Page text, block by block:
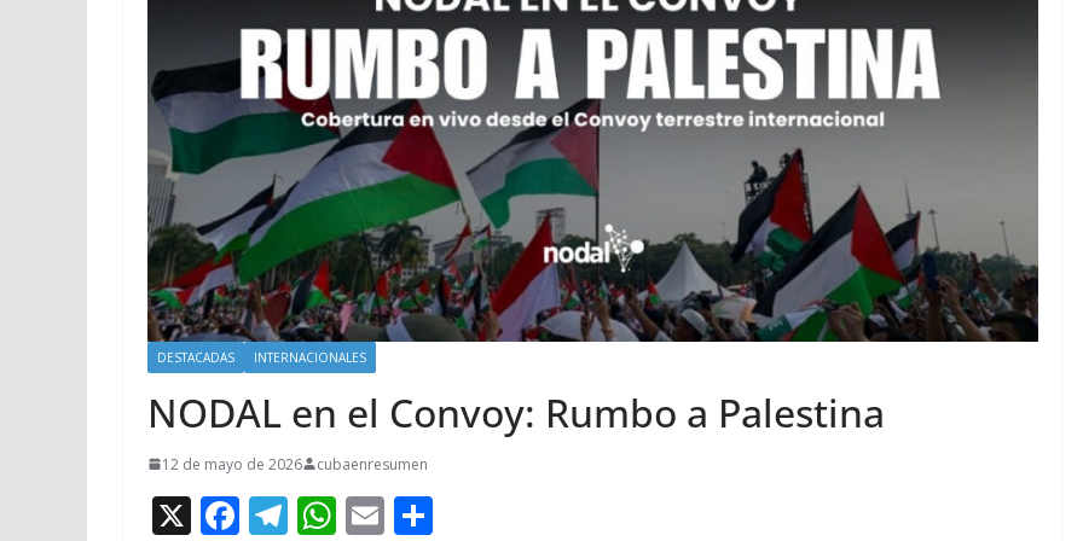
DESTACADAS INTERNACIONALES
NODAL en el Convoy: Rumbo a Palestina
12 de mayo de 2026 cubaenresumen
X F T W E